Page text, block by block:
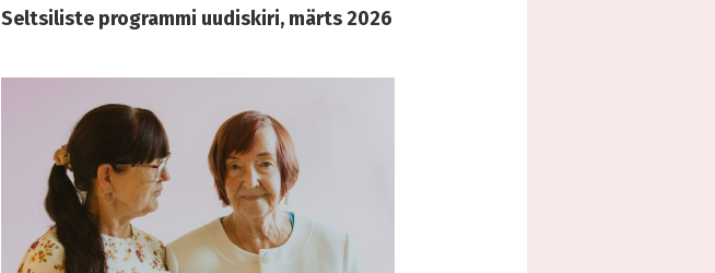
Seltsiliste programmi uudiskiri, märts 2026